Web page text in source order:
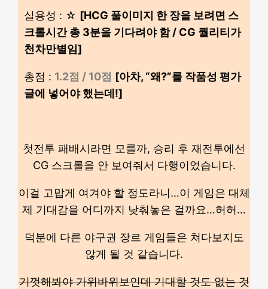
실용성 : ☆ [HCG 풀이미지 한 장을 보려면 스
크롤시간 총 3분을 기다려야 함 / CG 퀄리티가
천차만별임]
총점 : 1.2점 / 10점 [아차, “왜?”를 작품성 평가
글에 넣어야 했는데!]
첫전투 패배시라면 모를까, 승리 후 재전투에선
CG 스크롤을 안 보여줘서 다행이었습니다.
이걸 고맙게 여겨야 할 정도라니…이 게임은 대체
제 기대감을 어디까지 낮춰놓은 걸까요…허허…
덕분에 다른 야구권 장르 게임들은 쳐다보지도
않게 될 것 같습니다.
기껏해봐야 가위바위보인데 기대할 것도 없는 것